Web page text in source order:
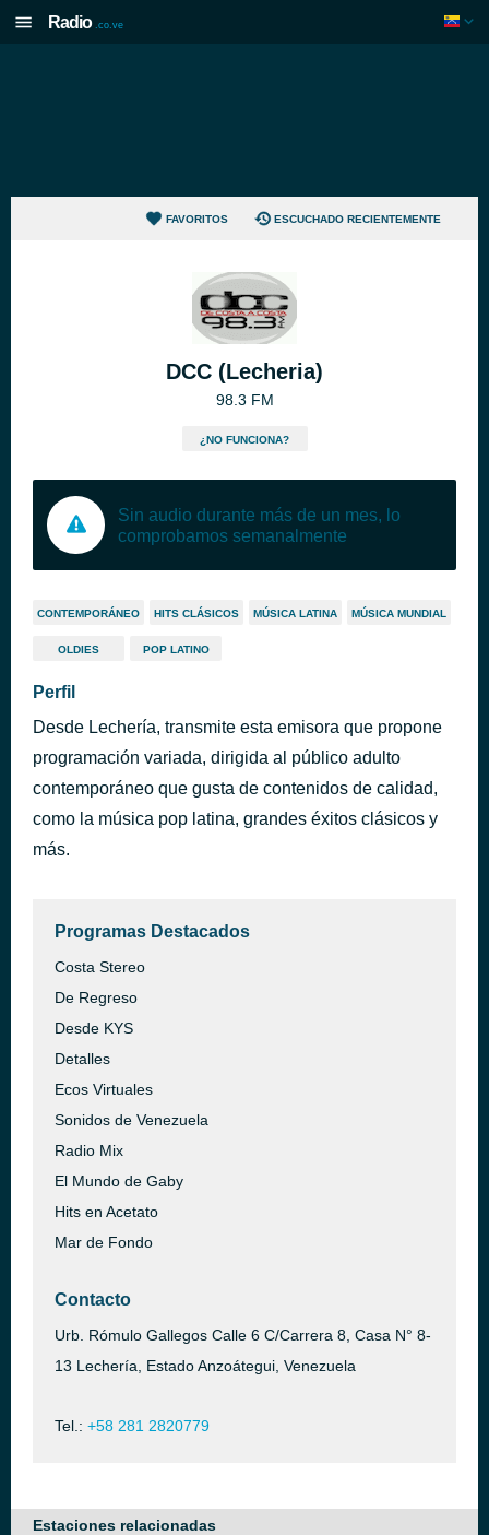
Radio .co.ve
FAVORITOS ESCUCHADO RECIENTEMENTE
DCC (Lecheria)
98.3 FM
¿NO FUNCIONA?
Sin audio durante más de un mes, lo
comprobamos semanalmente
CONTEMPORÁNEO HITS CLÁSICOS MÚSICA LATINA MÚSICA MUNDIAL
OLDIES POP LATINO
Perfil
Desde Lechería, transmite esta emisora que propone
programación variada, dirigida al público adulto
contemporáneo que gusta de contenidos de calidad,
como la música pop latina, grandes éxitos clásicos y
más.
Programas Destacados
Costa Stereo
De Regreso
Desde KYS
Detalles
Ecos Virtuales
Sonidos de Venezuela
Radio Mix
El Mundo de Gaby
Hits en Acetato
Mar de Fondo
Contacto
Urb. Rómulo Gallegos Calle 6 C/Carrera 8, Casa N° 8-
13 Lechería, Estado Anzoátegui, Venezuela
Tel.: +58 281 2820779
Estaciones relacionadas